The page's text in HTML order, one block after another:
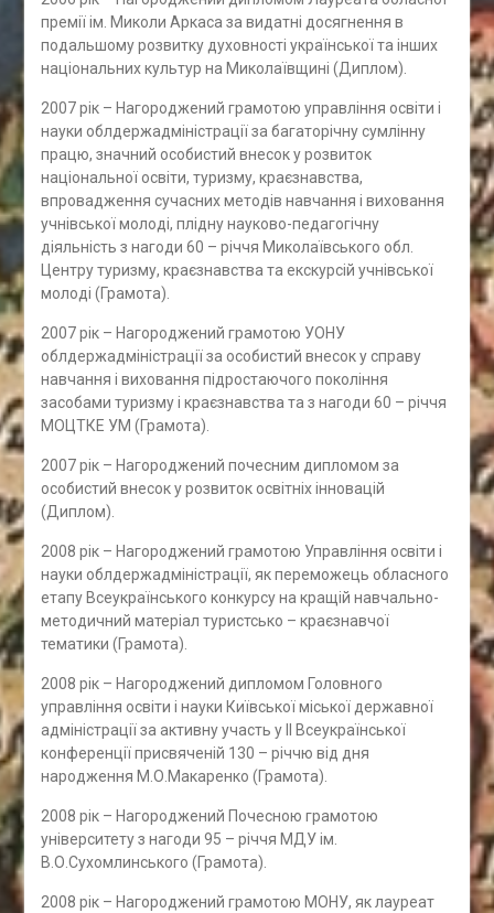
премії ім. Миколи Аркаса за видатні досягнення в
подальшому розвитку духовності української та інших
національних культур на Миколаївщині (Диплом).
2007 рік – Нагороджений грамотою управління освіти і
науки облдержадміністрації за багаторічну сумлінну
працю, значний особистий внесок у розвиток
національної освіти, туризму, краєзнавства,
впровадження сучасних методів навчання і виховання
учнівської молоді, плідну науково-педагогічну
діяльність з нагоди 60 – річчя Миколаївського обл.
Центру туризму, краєзнавства та екскурсій учнівської
молоді (Грамота).
2007 рік – Нагороджений грамотою УОНУ
облдержадміністрації за особистий внесок у справу
навчання і виховання підростаючого покоління
засобами туризму і краєзнавства та з нагоди 60 – річчя
МОЦТКЕ УМ (Грамота).
2007 рік – Нагороджений почесним дипломом за
особистий внесок у розвиток освітніх інновацій
(Диплом).
2008 рік – Нагороджений грамотою Управління освіти і
науки облдержадміністрації, як переможець обласного
етапу Всеукраїнського конкурсу на кращій навчально-
методичний матеріал туристсько – краєзнавчої
тематики (Грамота).
2008 рік – Нагороджений дипломом Головного
управління освіти і науки Київської міської державної
адміністрації за активну участь у ІІ Всеукраїнської
конференції присвяченій 130 – річчю від дня
народження М.О.Макаренко (Грамота).
2008 рік – Нагороджений Почесною грамотою
університету з нагоди 95 – річчя МДУ ім.
В.О.Сухомлинського (Грамота).
2008 рік – Нагороджений грамотою МОНУ, як лауреат